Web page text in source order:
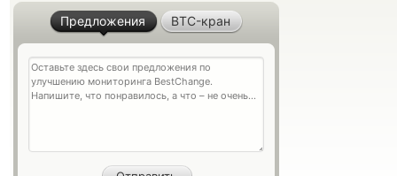
Предложения BTC-кран